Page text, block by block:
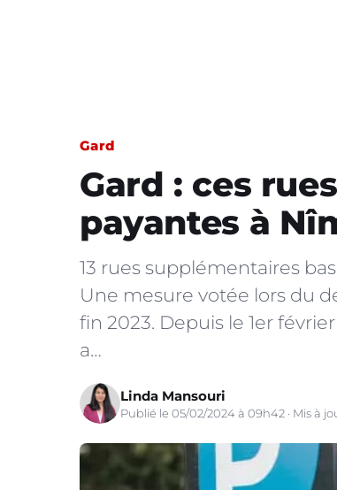
Gard
Gard : ces
payantes à
13 rues supplémentaires
Une mesure votée lors du
fin 2023. Depuis le 1er
a…
Linda Mansouri
Publié le 05/02/2024 à 09h42 · Mis à